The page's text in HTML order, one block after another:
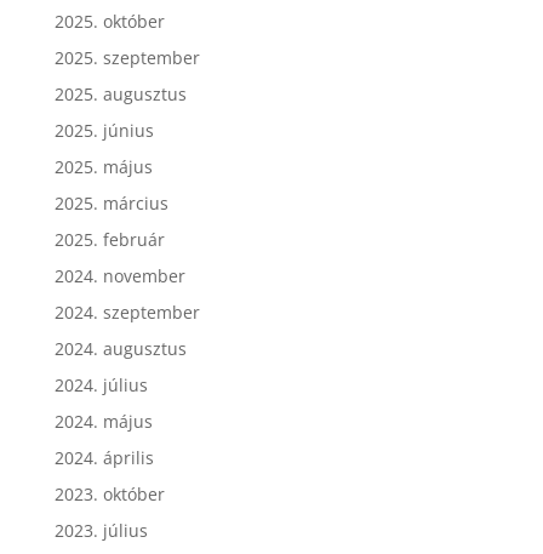
2025. október
2025. szeptember
2025. augusztus
2025. június
2025. május
2025. március
2025. február
2024. november
2024. szeptember
2024. augusztus
2024. július
2024. május
2024. április
2023. október
2023. július